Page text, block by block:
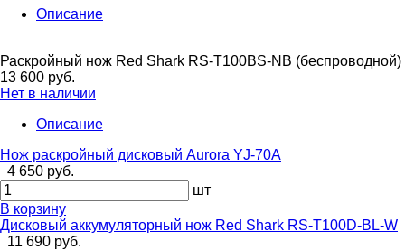
Описание
Раскройный нож Red Shark RS-T100BS-NB (беспроводной)
13 600 руб.
Нет в наличии
Описание
Нож раскройный дисковый Aurora YJ-70A
4 650 руб.
шт
В корзину
Дисковый аккумуляторный нож Red Shark RS-T100D-BL-W
11 690 руб.